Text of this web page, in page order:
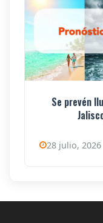
Se prevén
28 julio, 2026